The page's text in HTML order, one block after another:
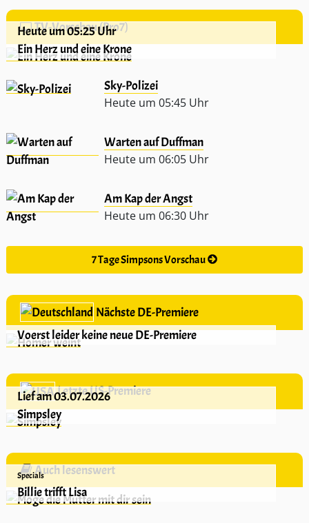
TV-Vorschau (Pro7)
Heute um 05:25 Uhr
Ein Herz und eine Krone
Sky-Polizei
Heute um 05:45 Uhr
Warten auf Duffman
Heute um 06:05 Uhr
Am Kap der Angst
Heute um 06:30 Uhr
7 Tage Simpsons Vorschau
Nächste DE-Premiere
Voerst leider keine neue DE-Premiere
Letzte US-Premiere
Lief am 03.07.2026
Simpsley
Auch lesenswert
Specials
Billie trifft Lisa